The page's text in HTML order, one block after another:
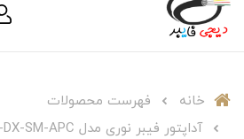
خانه
فهرست محصولات
آداپتور فیبر نوری مدل SC/SC-DX-SM-APC